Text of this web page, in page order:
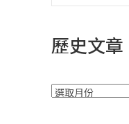
歷史文章
彙